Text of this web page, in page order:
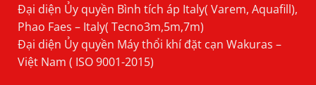
Đại diện Ủy quyền Bình tích áp Italy( Varem, Aquafill),
Phao Faes – Italy( Tecno3m,5m,7m)
Đại diện Ủy quyền Máy thổi khí đặt cạn Wakuras –
Việt Nam ( ISO 9001-2015)